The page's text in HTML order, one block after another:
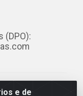
e de
(DPO):
- Prazeres,